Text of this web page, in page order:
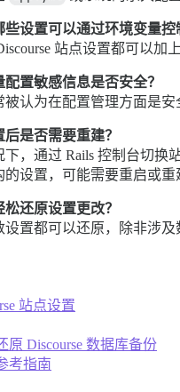
设置可以通过环境变量控
站点设置都可以加上
置敏感信息是否安全？
认为在配置管理方面是
是否需要重建？
，通过 Rails 控制台切换
的设置，可能需要重启或
还原设置更改？
置都可以还原，除非涉及
站点设置
原 Discourse 数据库备份
考指南